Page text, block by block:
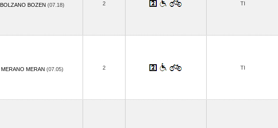
BOLZANO BOZEN (07.18) 2 TI
MERANO MERAN (07.05) 2 TI